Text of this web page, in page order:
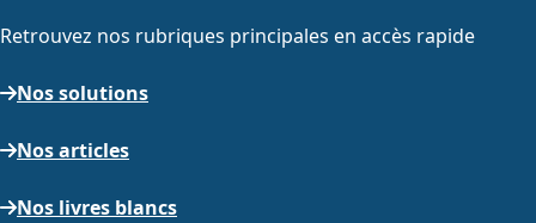
Retrouvez nos rubriques principales en accès rapide
Nos solutions
Nos articles
Nos livres blancs